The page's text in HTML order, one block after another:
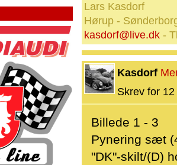
Lars Kasdorf
Hørup -
kasdorf@live.dk -
Kasdorf
Skrev for
Billede 1 - 3
Pynering sæt
"DK"-skilt/(D)